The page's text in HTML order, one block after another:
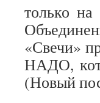
только
«Свечи»
НАДО,
(Новый